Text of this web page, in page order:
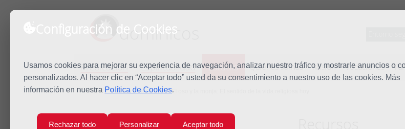
Configuración de Cookies
Usamos cookies para mejorar su experiencia de navegación, analizar nuestro tráfico y mostrarle anuncios o
personalizados. Al hacer clic en “Aceptar todo” usted da su consentimiento a nuestro uso de las cookies. Más
información en nuestra Política de Cookies.
Rechazar todo Personalizar Aceptar todo
dominicos
Predicación Espiritualidad Estudio Quiénes somos Misión Vocaciones
Inicio Estudio Recursos El oso y la monja: El sentido de la vida religiosa hoy